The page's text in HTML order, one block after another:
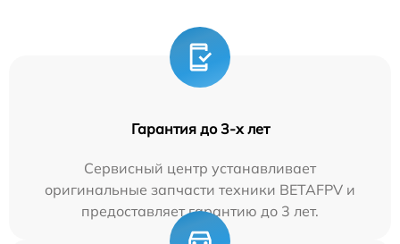
Гарантия до 3-х лет
Сервисный центр устанавливает
оригинальные запчасти техники BETAFPV и
предоставляет гарантию до 3 лет.